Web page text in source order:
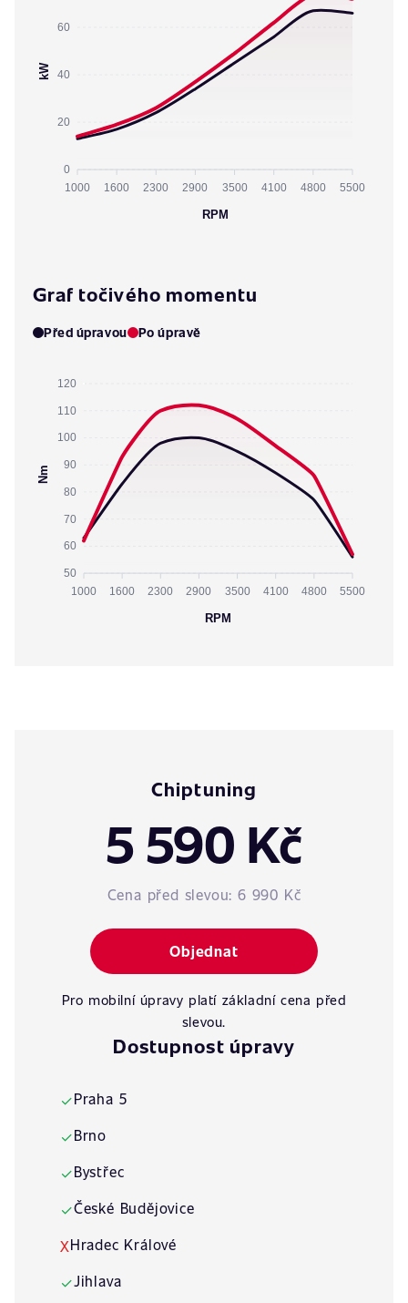
60
40
20
0
kW
1000 1600 2300 2900 3500 4100 4800 5500
RPM
Graf točivého momentu
Před úpravou Po úpravě
120
110
100
90
80
70
60
50
Nm
1000 1600 2300 2900 3500 4100 4800 5500
RPM
Chiptuning
5 590 Kč
Cena před slevou: 6 990 Kč
Objednat
Pro mobilní úpravy platí základní cena před
slevou.
Dostupnost úpravy
✓Praha 5
✓Brno
✓Bystřec
✓České Budějovice
XHradec Králové
✓Jihlava